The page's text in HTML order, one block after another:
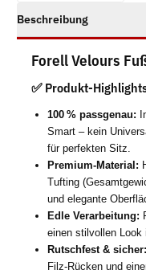
Beschreibung
Forell Velours
✅ Produkt-
100 % passgenau:
Smart – kein
für perfekten Sitz.
Premium-Material:
Tufting
und elegante
Edle Verarbeitung:
einen stilvollen Look
Rutschfest & sicher:
Filz-Rücken und